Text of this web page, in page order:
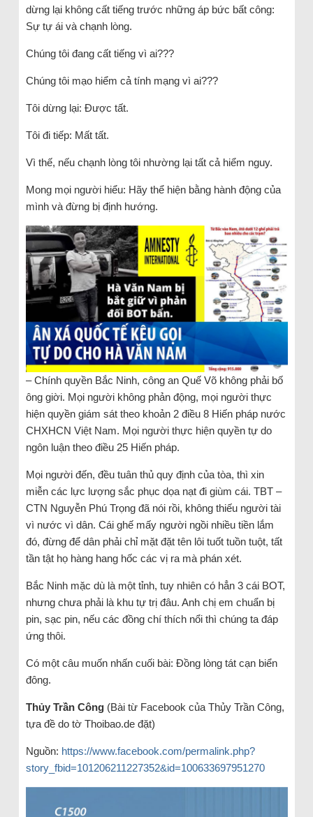
dừng lại không cất tiếng trước những áp bức bất công:
Sự tự ái và chạnh lòng.
Chúng tôi đang cất tiếng vì ai???
Chúng tôi mạo hiểm cả tính mạng vì ai???
Tôi dừng lại: Được tất.
Tôi đi tiếp: Mất tất.
Vì thế, nếu chạnh lòng tôi nhường lại tất cả hiểm nguy.
Mong mọi người hiểu: Hãy thể hiện bằng hành động của
mình và đừng bị định hướng.
– Chính quyền Bắc Ninh, công an Quế Võ không phải bố
ông giời. Mọi người không phản động, mọi người thực
hiện quyền giám sát theo khoản 2 điều 8 Hiến pháp nước
CHXHCN Việt Nam. Mọi người thực hiện quyền tự do
ngôn luận theo điều 25 Hiến pháp.
Mọi người đến, đều tuân thủ quy định của tòa, thì xin
miễn các lực lượng sắc phục dọa nạt đi giùm cái. TBT –
CTN Nguyễn Phú Trọng đã nói rồi, không thiếu người tài
vì nước vì dân. Cái ghế mấy người ngồi nhiều tiền lắm
đó, đừng để dân phải chỉ mặt đặt tên lôi tuốt tuồn tuột, tất
tần tật họ hàng hang hốc các vị ra mà phán xét.
Bắc Ninh mặc dù là một tỉnh, tuy nhiên có hẳn 3 cái BOT,
nhưng chưa phải là khu tự trị đâu. Anh chị em chuẩn bị
pin, sạc pin, nếu các đồng chí thích nổi thì chúng ta đáp
ứng thôi.
Có một câu muốn nhấn cuối bài: Đồng lòng tát cạn biển
đông.
Thủy Trần Công (Bài từ Facebook của Thủy Trần Công,
tựa đề do tờ Thoibao.de đặt)
Nguồn: https://www.facebook.com/permalink.php?
story_fbid=101206211227352&id=100633697951270